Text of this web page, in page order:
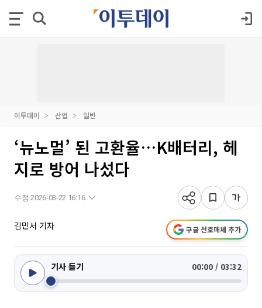
이투데이 산업 일반
‘뉴노멀’ 된 고환율…K배터리, 헤
지로 방어 나섰다
수정 2026-03-22 16:16
김민서 기자 구글 선호매체 추가
기사 듣기 00:00 / 03:32